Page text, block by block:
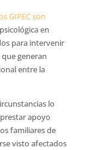
GIPEC son
en
para intervenir
generan
entre la
lo
apoyo
familiares de
visto afectados